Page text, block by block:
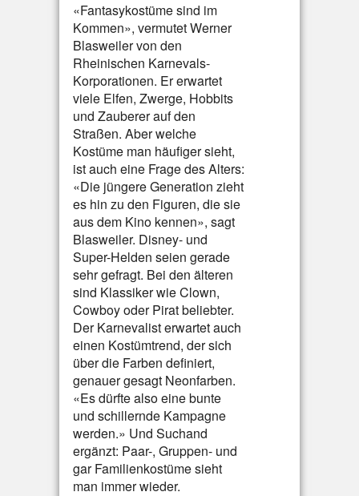
«Fantasykostüme sind im
Kommen», vermutet Werner
Blasweiler von den
Rheinischen Karnevals-
Korporationen. Er erwartet
viele Elfen, Zwerge, Hobbits
und Zauberer auf den
Straßen. Aber welche
Kostüme man häufiger sieht,
ist auch eine Frage des Alters:
«Die jüngere Generation zieht
es hin zu den Figuren, die sie
aus dem Kino kennen», sagt
Blasweiler. Disney- und
Super-Helden seien gerade
sehr gefragt. Bei den älteren
sind Klassiker wie Clown,
Cowboy oder Pirat beliebter.
Der Karnevalist erwartet auch
einen Kostümtrend, der sich
über die Farben definiert,
genauer gesagt Neonfarben.
«Es dürfte also eine bunte
und schillernde Kampagne
werden.» Und Suchand
ergänzt: Paar-, Gruppen- und
gar Familienkostüme sieht
man immer wieder.